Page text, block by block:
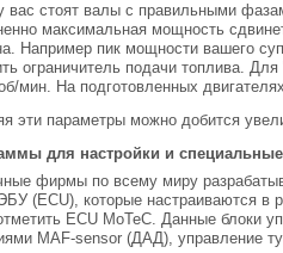
вас стоят валы с правильными
максимальная мощность
Например пик мощности вашего
ограничитель подачи топлива.
мин. На подготовленных
эти параметры можно добится
для настройки и
фирмы по всему миру
(ECU), которые настраиваются
ECU MoTeC. Данные блоки
MAF-sensor (ДАД), управление